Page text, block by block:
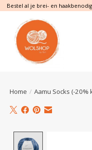
Bestel al je brei- en
Home / Aamu Socks (-20%